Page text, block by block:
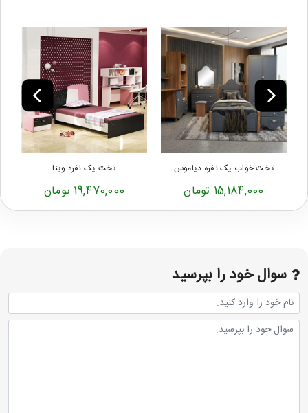
تخت خواب یک نفره دیاموس
15,184,000 تومان
تخت یک نفره وینا
19,470,000 تومان
سوال خود را بپرسید